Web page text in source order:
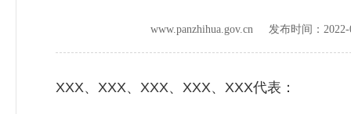
www.panzhihua.gov.cn 发布时间：
XXX、XXX、XXX、XXX、XXX代表：